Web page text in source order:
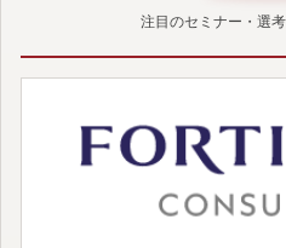
注目のセミナー・選